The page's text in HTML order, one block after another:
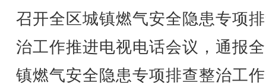
召开全区城镇燃气安全隐患专项
治工作推进电视电话会议，通报
镇燃气安全隐患专项排查整治工